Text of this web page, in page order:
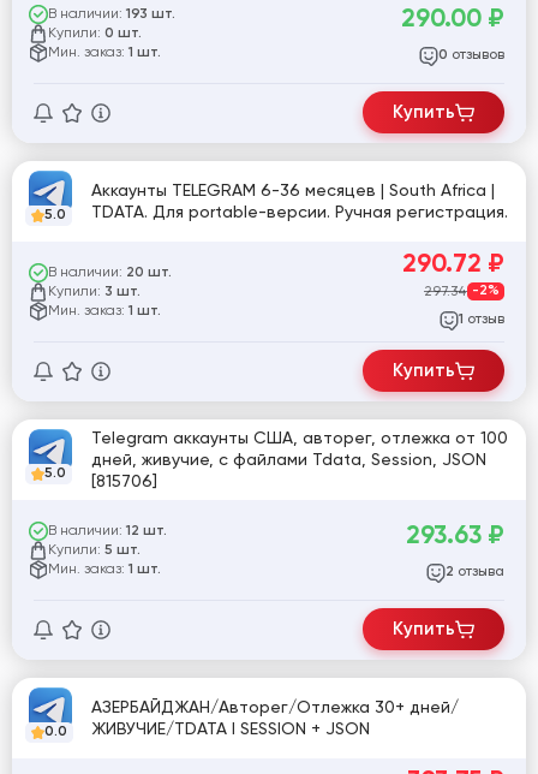
В наличии: 193 шт.
Купили: 0 шт.
Мин. заказ: 1 шт.
290.00 ₽
0 отзывов
Купить
5.0
Аккаунты TELEGRAM 6-36 месяцев | South Africa |
TDATA. Для portable-версии. Ручная регистрация.
В наличии: 20 шт.
Купили: 3 шт.
Мин. заказ: 1 шт.
290.72 ₽
297.34 -2%
1 отзыв
Купить
5.0
Telegram аккаунты США, авторег, отлежка от 100
дней, живучие, с файлами Tdata, Session, JSON
[815706]
В наличии: 12 шт.
Купили: 5 шт.
Мин. заказ: 1 шт.
293.63 ₽
2 отзыва
Купить
0.0
АЗЕРБАЙДЖАН/Авторег/Отлежка 30+ дней/
ЖИВУЧИЕ/TDATA I SESSION + JSON